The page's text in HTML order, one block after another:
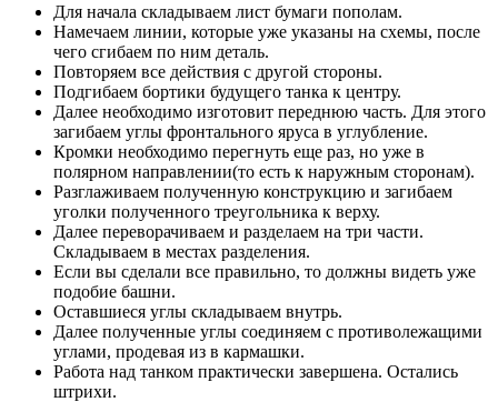
Для начала складываем лист бумаги пополам.
Намечаем линии, которые уже указаны на схемы, после
чего сгибаем по ним деталь.
Повторяем все действия с другой стороны.
Подгибаем бортики будущего танка к центру.
Далее необходимо изготовит переднюю часть. Для этого
загибаем углы фронтального яруса в углубление.
Кромки необходимо перегнуть еще раз, но уже в
полярном направлении(то есть к наружным сторонам).
Разглаживаем полученную конструкцию и загибаем
уголки полученного треугольника к верху.
Далее переворачиваем и разделаем на три части.
Складываем в местах разделения.
Если вы сделали все правильно, то должны видеть уже
подобие башни.
Оставшиеся углы складываем внутрь.
Далее полученные углы соединяем с противолежащими
углами, продевая из в кармашки.
Работа над танком практически завершена. Остались
штрихи.